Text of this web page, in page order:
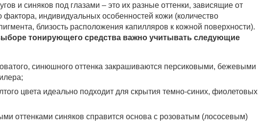
и синяков под глазами – это их разные оттенки, зависящие от
индивидуальных особенностей кожи (количество
близость расположения капилляров к кожной поверхности).
тонирующего средства важно учитывать следующие
синюшного оттенка закрашиваются персиковыми, бежевыми
цвета идеально подходит для скрытия темно-синих, фиолетовых
оттенками синяков справится основа с розоватым (лососевым)